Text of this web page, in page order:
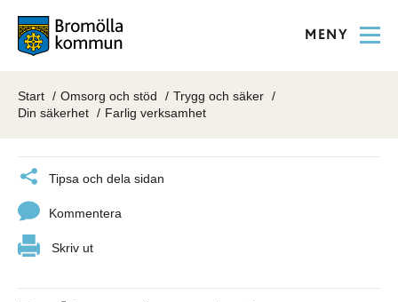
MENY
Start Omsorg och stöd
Trygg och säker
Din säkerhet
Farlig verksamhet
Tipsa och dela sidan
Kommentera
Skriv ut